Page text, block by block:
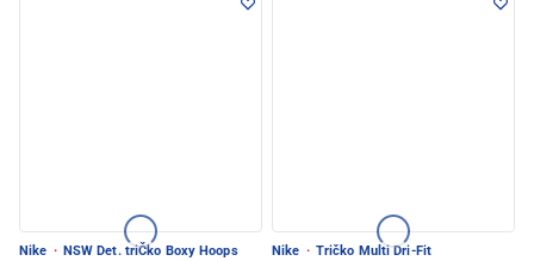
Nike · NSW Det. triČko Boxy Hoops
Nike · Tričko Multi Dri-Fit